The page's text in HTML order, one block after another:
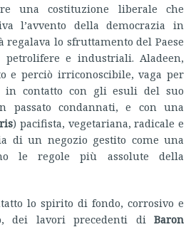
una costituzione liberale che
l’avvento della democrazia in
regalava lo sfruttamento del Paese
e industriali. Aladeen,
e perciò irriconoscibile, vaga per
in contatto con gli esuli del suo
passato condannati, e con una
) pacifista, vegetariana, radicale e
di un negozio gestito come una
le regole più assolute della
lo spirito di fondo, corrosivo e
dei lavori precedenti di Baron